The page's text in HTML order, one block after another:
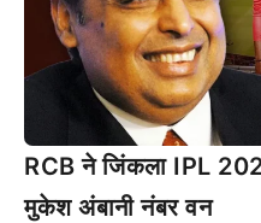
RCB ने जिंकला IPL
मुकेश अंबानी नंबर वन